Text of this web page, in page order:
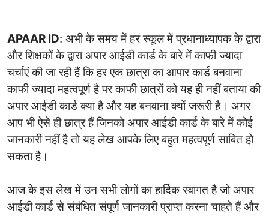
APAAR ID: अभी के समय में हर स्कूल में प्रधानाध्यापक के द्वारा
और शिक्षकों के द्वारा अपार आईडी कार्ड के बारे में काफी ज्यादा
चर्चाएं की जा रही हैं कि हर एक छात्रा का आपार कार्ड बनवाना
काफी ज्यादा महत्वपूर्ण है पर काफी छात्रों को यह ही नहीं बताया की
अपार आईडी कार्ड क्या है और यह बनवाना क्यों जरूरी है। अगर
आप भी ऐसे ही छात्र हैं जिनको अपार आईडी कार्ड के बारे में कोई
जानकारी नहीं है तो यह लेख आपके लिए बहुत महत्वपूर्ण साबित हो
सकता है।
आज के इस लेख में उन सभी लोगों का हार्दिक स्वागत है जो अपार
आईडी कार्ड से संबंधित संपूर्ण जानकारी प्राप्त करना चाहते हैं और